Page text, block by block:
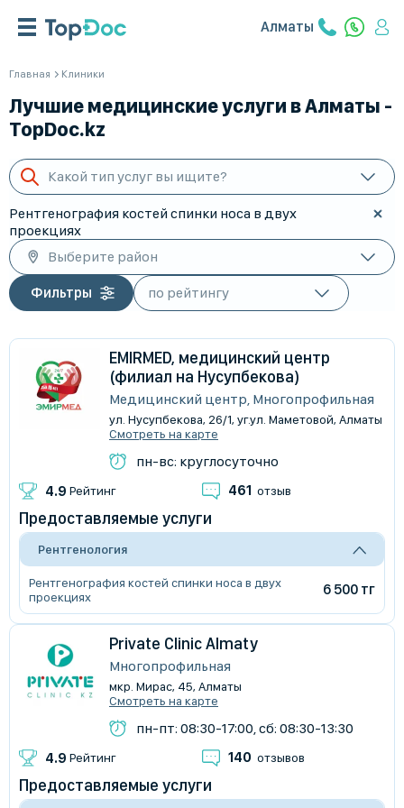
Алматы
Главная Клиники
Лучшие медицинские услуги в Алматы -
TopDoc.kz
Какой тип услуг вы ищите?
Рентгенография костей спинки носа в двух
проекциях
Выберите район
Фильтры
EMIRMED, медицинский центр
(филиал на Нусупбекова)
Медицинский центр, Многопрофильная
ул. Нусупбекова, 26/1, уг.ул. Маметовой, Алматы
Смотреть на карте
пн-вс: круглосуточно
4.9 Рейтинг 461 отзыв
Предоставляемые услуги
Рентгенология
Рентгенография костей спинки носа в двух
проекциях
6 500 тг
Private Clinic Almaty
Многопрофильная
мкр. Мирас, 45, Алматы
Смотреть на карте
пн-пт: 08:30-17:00, сб: 08:30-13:30
4.9 Рейтинг 140 отзывов
Предоставляемые услуги